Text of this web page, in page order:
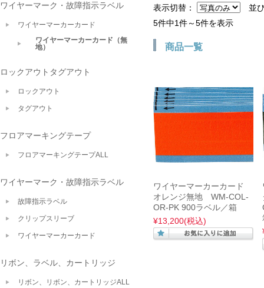
表示切替：
並
5件中1件～5件を表示
商品一覧
ワイヤーマーカーカード
オレンジ無地 WM-COL-
OR-PK 900ラベル／箱
¥13,200(税込)
ワイヤーマーク・故障指示ラベル
ワイヤーマーカーカード
ワイヤーマーカーカード（無
地）
ロックアウトタグアウト
ロックアウト
タグアウト
フロアマーキングテープ
フロアマーキングテープALL
ワイヤーマーク・故障指示ラベル
故障指示ラベル
クリップスリーブ
ワイヤーマーカーカード
リボン、ラベル、カートリッジ
リボン、リボン、カートリッジALL